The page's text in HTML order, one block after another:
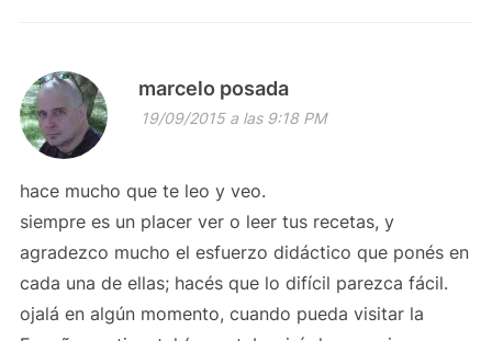
marcelo posada
19/09/2015 a las 9:18 PM
hace mucho que te leo y veo.
siempre es un placer ver o leer tus recetas, y
agradezco mucho el esfuerzo didáctico que ponés en
cada una de ellas; hacés que lo difícil parezca fácil.
ojalá en algún momento, cuando pueda visitar la